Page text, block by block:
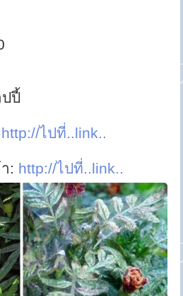
ปี้
http://ไปที่..link..
: http://ไปที่..link..